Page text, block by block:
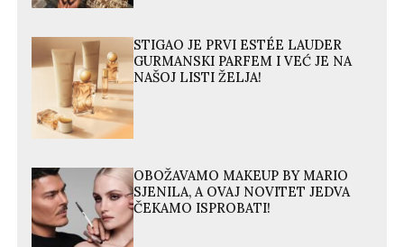
STIGAO JE PRVI ESTÉE LAUDER
GURMANSKI PARFEM I VEĆ JE NA
NAŠOJ LISTI ŽELJA!
OBOŽAVAMO MAKEUP BY MARIO
SJENILA, A OVAJ NOVITET JEDVA
ČEKAMO ISPROBATI!